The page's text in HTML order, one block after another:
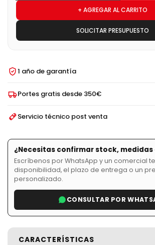
+ AGREGAR AL CARRITO
SOLICITAR PRESUPUESTO
1 año de garantía
Portes gratis desde 350€
Servicio técnico post venta
¿Necesitas confirmar stock,
Escríbenos por WhatsApp y un comercial
disponibilidad, el plazo de entrega o un
personalizado.
CONSULTAR POR
CARACTERÍSTICAS